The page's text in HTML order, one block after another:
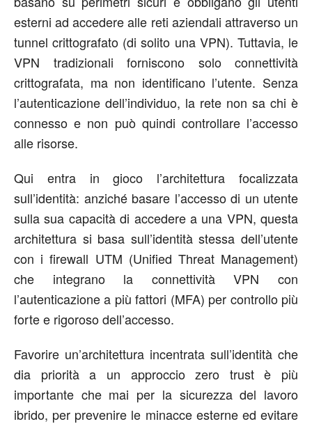
esterni ad accedere alle reti aziendali attraverso un
tunnel crittografato (di solito una VPN). Tuttavia, le
VPN tradizionali forniscono solo connettività
crittografata, ma non identificano l’utente. Senza
l’autenticazione dell’individuo, la rete non sa chi è
connesso e non può quindi controllare l’accesso
alle risorse.
Qui entra in gioco l’architettura focalizzata
sull’identità: anziché basare l’accesso di un utente
sulla sua capacità di accedere a una VPN, questa
architettura si basa sull’identità stessa dell’utente
con i firewall UTM (Unified Threat Management)
che integrano la connettività VPN con
l’autenticazione a più fattori (MFA) per controllo più
forte e rigoroso dell’accesso.
Favorire un’architettura incentrata sull’identità che
dia priorità a un approccio zero trust è più
importante che mai per la sicurezza del lavoro
ibrido, per prevenire le minacce esterne ed evitare